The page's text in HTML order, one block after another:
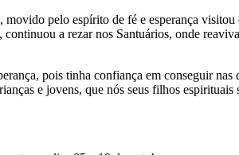
pelo espírito de fé e esperança visitou
a rezar nos Santuários, onde
pois tinha confiança em conseguir nas
e jovens, que nós seus filhos